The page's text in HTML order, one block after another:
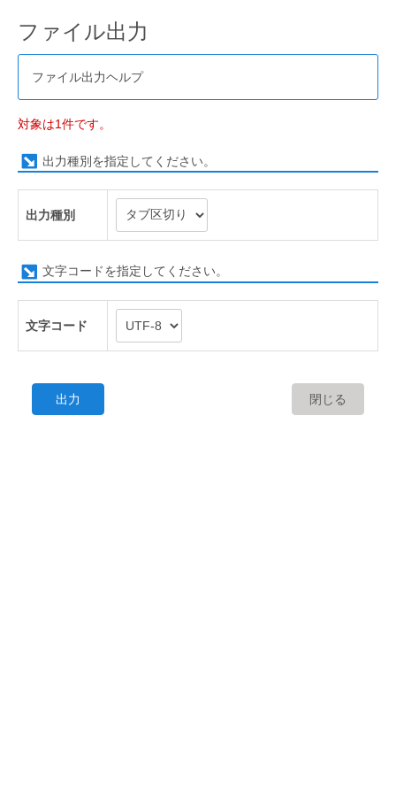
ファイル出力
ファイル出力ヘルプ
対象は1件です。
出力種別を指定してください。
出力種別
文字コードを指定してください。
文字コード